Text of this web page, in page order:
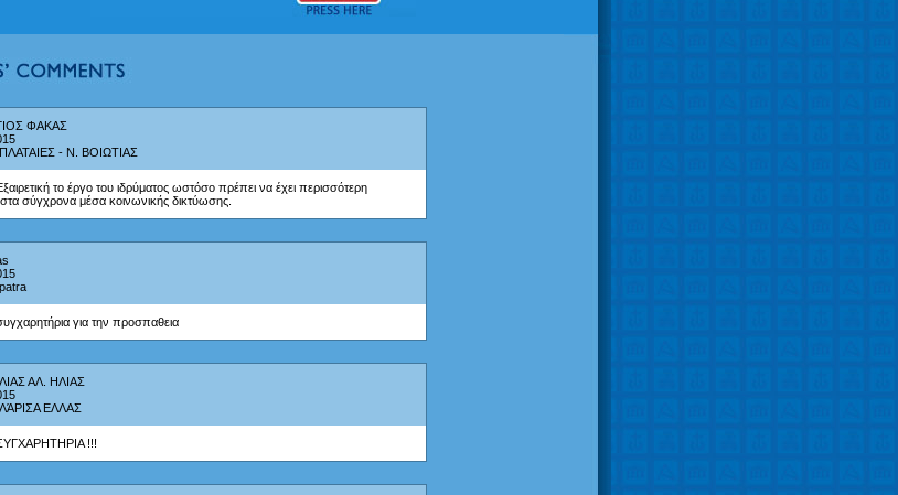
ΦΑΚΑΣ
- Ν. ΒΟΙΩΤΙΑΣ
το έργο του ιδρύματος ωστόσο πρέπει να έχει περισσότερη
στα σύγχρονα μέσα κοινωνικής δικτύωσης.
για την προσπαθεια
ΑΛ. ΗΛΙΑΣ
ΕΛΛΑΣ
!!!